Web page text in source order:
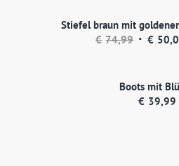
€59,99
Stiefel braun mit
€ 74,99
€74,99
€
Boots mit
€ 39,99